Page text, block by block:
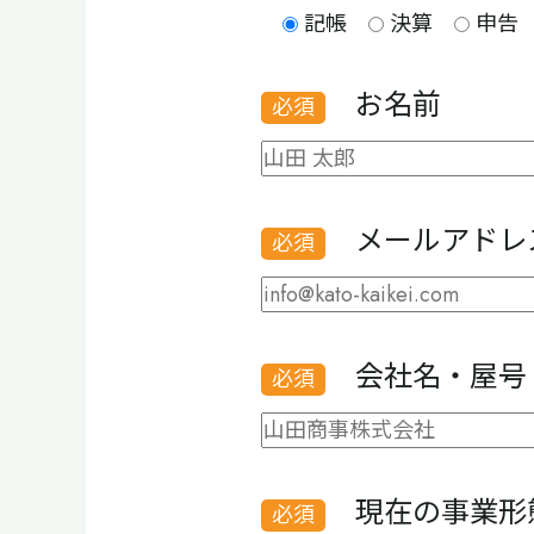
記帳 決算 申告
お名前
メールアドレ
会社名・屋号
現在の事業形